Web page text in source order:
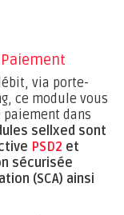
via porte-
ce module vous
dans
sellxed sont
PSD2 et
sécurisée
(SCA) ainsi